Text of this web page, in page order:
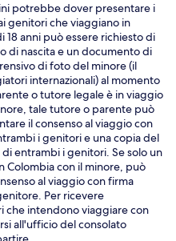
potrebbe dover presentare i
genitori che viaggiano in
18 anni può essere richiesto di
di nascita e un documento di
di foto del minore (il
internazionali) al momento
o tutore legale è in viaggio
tale tutore o parente può
il consenso al viaggio con
i genitori e una copia del
entrambi i genitori. Se solo un
Colombia con il minore, può
al viaggio con firma
Per ricevere
che intendono viaggiare con
all'ufficio del consolato